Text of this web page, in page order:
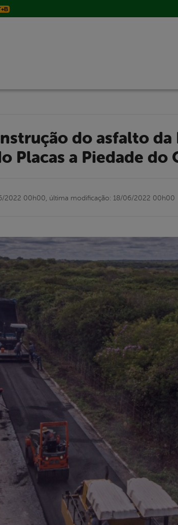
Placas a Piedade do
2022 00h00, última modificação: 18/06/2022 00h00